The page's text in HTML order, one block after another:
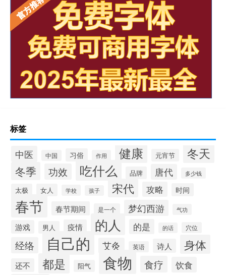
标签
中医 中国 习俗 作用 健康 元宵节 冬天
冬季 功效 吃什么 品牌 唐代 多少钱
太极 女人 学校 孩子 宋代 攻略 时间
春节 春节期间 是一个 梦幻西游 气功
游戏 男人 疫情 的人 的是 的话 穴位
经络 自己的 艾灸 英语 诗人 身体
还不 都是 阳气 食物 食疗 饮食